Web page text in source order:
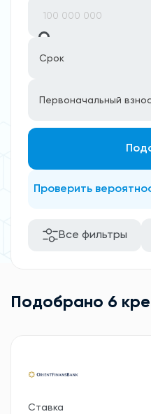
Срок
Первоначальный
Проверить
Все фильтры
Подобрано 6
Ставка